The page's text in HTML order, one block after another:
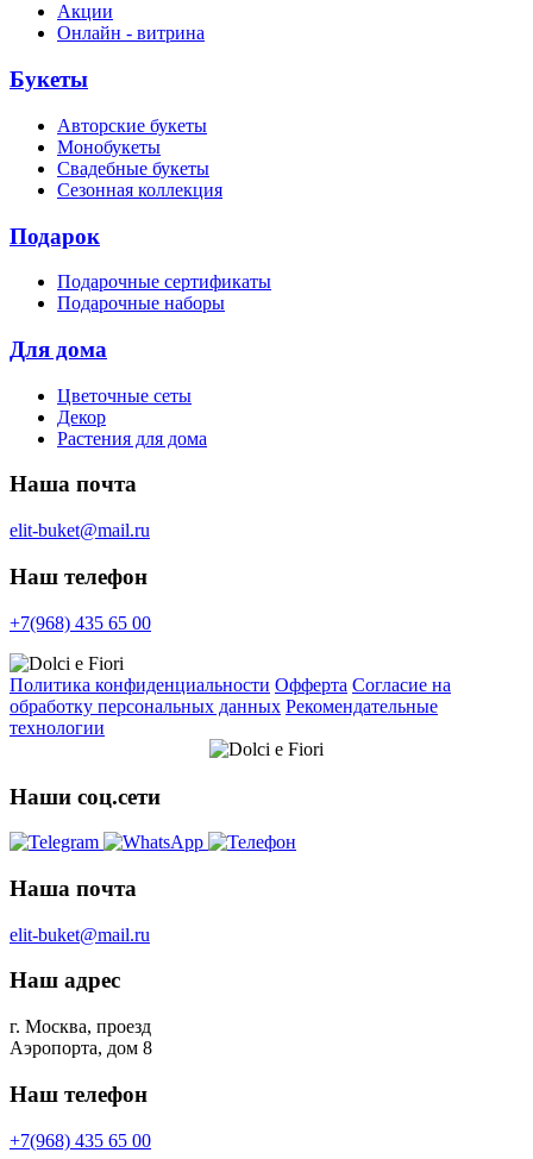
Акции
Онлайн - витрина
Букеты
Авторские букеты
Монобукеты
Свадебные букеты
Сезонная коллекция
Подарок
Подарочные сертификаты
Подарочные наборы
Для дома
Цветочные сеты
Декор
Растения для дома
Наша почта
elit-buket@mail.ru
Наш телефон
+7(968) 435 65 00
Политика конфиденциальности Офферта Согласие на
обработку персональных данных Рекомендательные
технологии
Наши соц.сети
Наша почта
elit-buket@mail.ru
Наш адрес
г. Москва, проезд
Аэропорта, дом 8
Наш телефон
+7(968) 435 65 00